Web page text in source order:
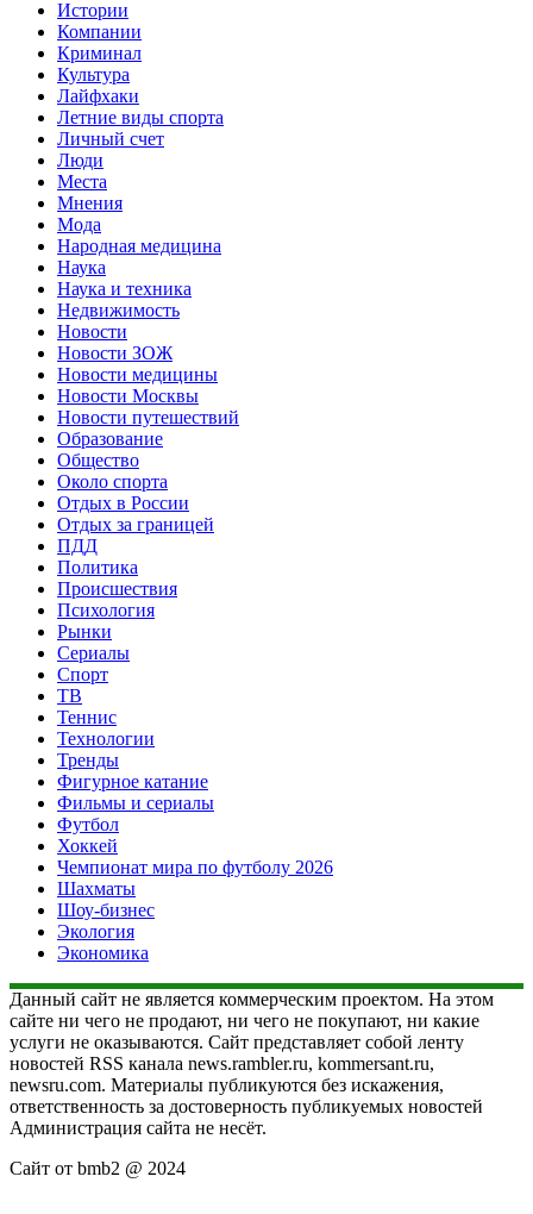
Истории
Компании
Криминал
Культура
Лайфхаки
Летние виды спорта
Личный счет
Люди
Места
Мнения
Мода
Народная медицина
Наука
Наука и техника
Недвижимость
Новости
Новости ЗОЖ
Новости медицины
Новости Москвы
Новости путешествий
Образование
Общество
Около спорта
Отдых в России
Отдых за границей
ПДД
Политика
Происшествия
Психология
Рынки
Сериалы
Спорт
ТВ
Теннис
Технологии
Тренды
Фигурное катание
Фильмы и сериалы
Футбол
Хоккей
Чемпионат мира по футболу 2026
Шахматы
Шоу-бизнес
Экология
Экономика
Данный сайт не является коммерческим проектом. На этом
сайте ни чего не продают, ни чего не покупают, ни какие
услуги не оказываются. Сайт представляет собой ленту
новостей RSS канала news.rambler.ru, kommersant.ru,
newsru.com. Материалы публикуются без искажения,
ответственность за достоверность публикуемых новостей
Администрация сайта не несёт.
Сайт от bmb2 @ 2024